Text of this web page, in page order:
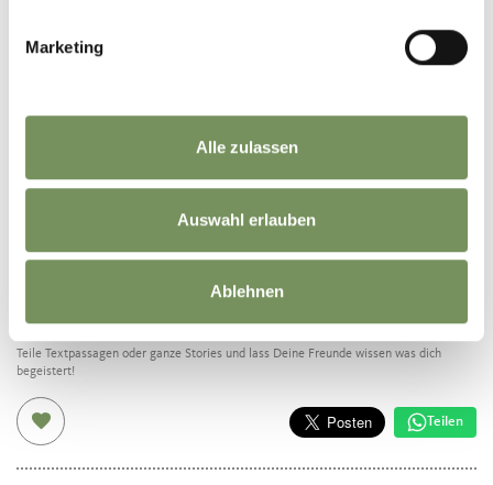
Marketing
Alle zulassen
Auswahl erlauben
Ablehnen
WAR DER INHALT FÜR DICH HILFREICH?
JA NEIN
Teile Textpassagen oder ganze Stories und lass Deine Freunde wissen was dich
begeistert!
Teilen